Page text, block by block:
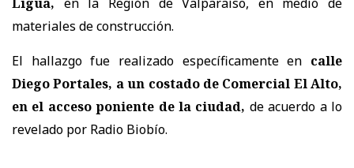
materiales de construcción.
El hallazgo fue realizado específicamente en calle
Diego Portales, a un costado de Comercial El Alto,
en el acceso poniente de la ciudad, de acuerdo a lo
revelado por Radio Biobío.